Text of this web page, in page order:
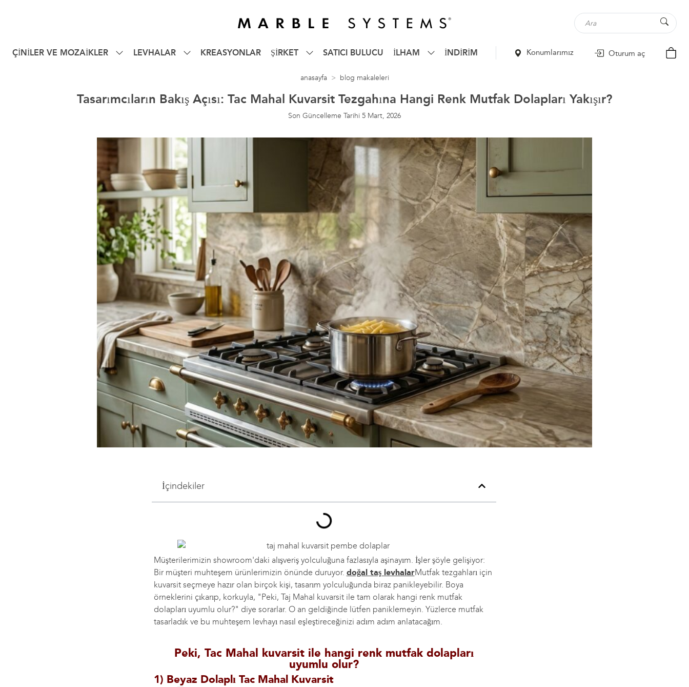
ÇİNİLER VE MOZAİKLER LEVHALAR KREASYONLAR ŞİRKET SATICI BULUCU İLHAM İNDİRİM Konumlarımız Oturum aç
anasayfa blog makaleleri
Tasarımcıların Bakış Açısı: Tac Mahal Kuvarsit Tezgahına Hangi Renk Mutfak Dolapları Yakışır?
Son Güncelleme Tarihi 5 Mart, 2026
İçindekiler
Müşterilerimizin showroom'daki alışveriş yolculuğuna fazlasıyla aşinayım. İşler şöyle gelişiyor:
Bir müşteri muhteşem ürünlerimizin önünde duruyor. doğal taş levhalarMutfak tezgahları için
kuvarsit seçmeye hazır olan birçok kişi, tasarım yolculuğunda biraz panikleyebilir. Boya
örneklerini çıkarıp, korkuyla, "Peki, Taj Mahal kuvarsit ile tam olarak hangi renk mutfak
dolapları uyumlu olur?" diye sorarlar. O an geldiğinde lütfen paniklemeyin. Yüzlerce mutfak
tasarladık ve bu muhteşem levhayı nasıl eşleştireceğinizi adım adım anlatacağım.
Peki, Tac Mahal kuvarsit ile hangi renk mutfak dolapları
uyumlu olur?
1) Beyaz Dolaplı Tac Mahal Kuvarsit